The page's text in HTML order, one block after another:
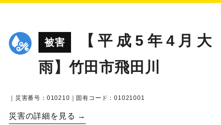
被害
【平成5年4月大
雨】竹田市飛田川
｜災害番号：010210｜固有コード：01021001
災害の詳細を見る →